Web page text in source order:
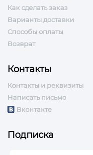
Как сделать заказ
Варианты доставки
Способы оплаты
Возврат
Контакты
Контакты и реквизиты
Написать письмо
Вконтакте
Подписка